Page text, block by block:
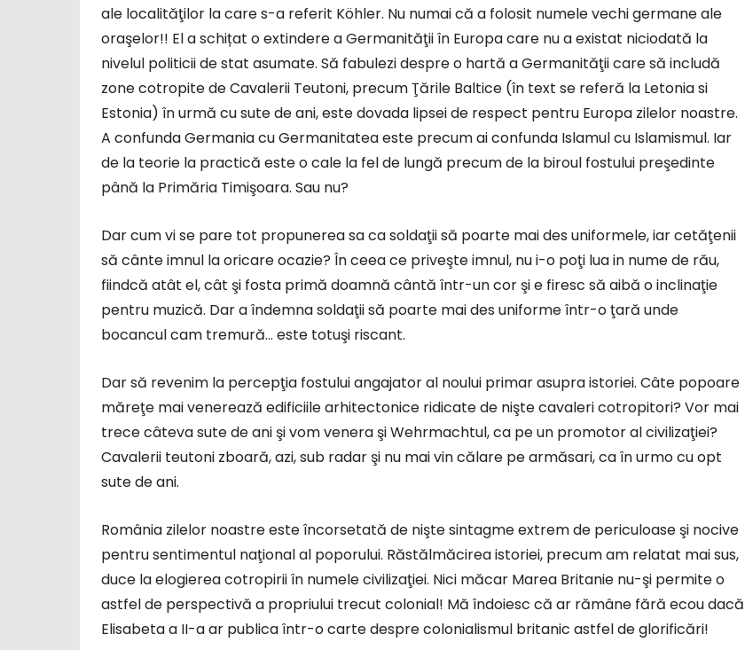
ale localităţilor la care s-a referit Köhler. Nu numai că a folosit numele vechi germane ale
oraşelor!! El a schițat o extindere a Germanităţii în Europa care nu a existat niciodată la
nivelul politicii de stat asumate. Să fabulezi despre o hartă a Germanităţii care să includă
zone cotropite de Cavalerii Teutoni, precum Ţările Baltice (în text se referă la Letonia si
Estonia) în urmă cu sute de ani, este dovada lipsei de respect pentru Europa zilelor noastre.
A confunda Germania cu Germanitatea este precum ai confunda Islamul cu Islamismul. Iar
de la teorie la practică este o cale la fel de lungă precum de la biroul fostului preşedinte
până la Primăria Timişoara. Sau nu?
Dar cum vi se pare tot propunerea sa ca soldaţii să poarte mai des uniformele, iar cetăţenii
să cânte imnul la oricare ocazie? În ceea ce priveşte imnul, nu i-o poţi lua in nume de rău,
fiindcă atât el, cât şi fosta primă doamnă cântă într-un cor şi e firesc să aibă o inclinaţie
pentru muzică. Dar a îndemna soldaţii să poarte mai des uniforme într-o ţară unde
bocancul cam tremură… este totuşi riscant.
Dar să revenim la percepţia fostului angajator al noului primar asupra istoriei. Câte popoare
măreţe mai venerează edificiile arhitectonice ridicate de nişte cavaleri cotropitori? Vor mai
trece câteva sute de ani şi vom venera şi Wehrmachtul, ca pe un promotor al civilizaţiei?
Cavalerii teutoni zboară, azi, sub radar şi nu mai vin călare pe armăsari, ca în urmo cu opt
sute de ani.
România zilelor noastre este încorsetată de nişte sintagme extrem de periculoase şi nocive
pentru sentimentul naţional al poporului. Răstălmăcirea istoriei, precum am relatat mai sus,
duce la elogierea cotropirii în numele civilizaţiei. Nici măcar Marea Britanie nu-şi permite o
astfel de perspectivă a propriului trecut colonial! Mă îndoiesc că ar rămâne fără ecou dacă
Elisabeta a II-a ar publica într-o carte despre colonialismul britanic astfel de glorificări!